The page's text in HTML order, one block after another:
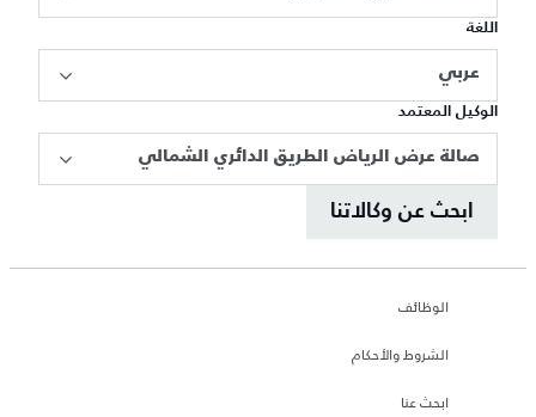
اللغة
عربي
الوكيل المعتمد
صالة عرض الرياض الطريق الدائري الشمالي
ابحث عن وكالاتنا
الوظائف
الشروط والأحكام
ابحث عنا